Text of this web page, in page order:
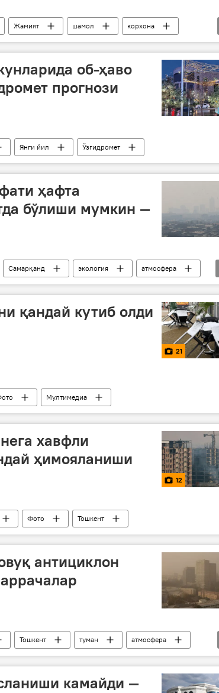
Жамият шамол
корхона
об-ҳаво
прогнози
Янги йил Ўзгидромет
ҳафта
бўлиши мумкин —
Самарқанд экология
атмосфера
қандай кутиб олди
21
Мултимедиа
хавфли
ҳимояланиши
12
Фото Тошкент
антициклон
Тошкент туман
атмосфера
камайди —